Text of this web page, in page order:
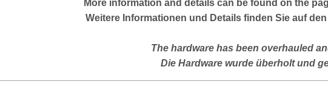
Moreinformation and details can be found on the
Weitere Informationen und Details finden Sie auf
The hardware has been overhauled
Die Hardware wurde überholt und